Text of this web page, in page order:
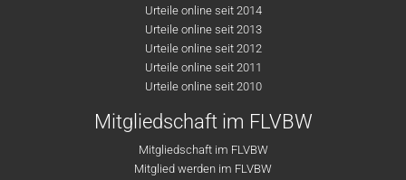
Urteile online seit 2014
Urteile online seit 2013
Urteile online seit 2012
Urteile online seit 2011
Urteile online seit 2010
Mitgliedschaft im FLVBW
Mitgliedschaft im FLVBW
Mitglied werden im FLVBW